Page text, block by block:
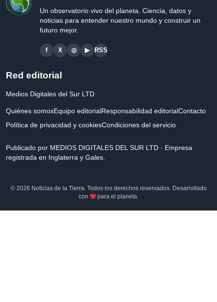
Un observatorio vivo del planeta. Ciencia, datos y
noticias para entender nuestro mundo y construir un
futuro mejor.
f X ◎ ▶ RSS
Red editorial
Medios Digitales del Sur LTD
Quiénes somosEquipo editorialResponsabilidad editorialContacto
Política de privacidad y cookiesCondiciones del servicio
Publicado por MEDIOS DIGITALES DEL SUR LTD · Empresa
registrada en Inglaterra y Gales.
© 2026 Noticias de la Tierra. Todos los derechos reservados. Desarrollado
con
para el planeta.